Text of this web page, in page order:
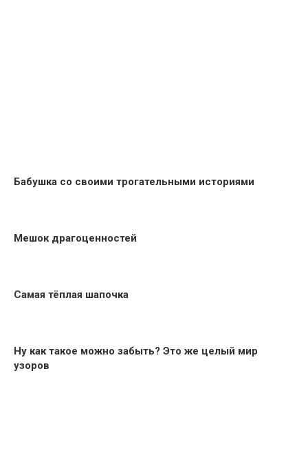
Бабушка со своими трогательными историями
Мешок драгоценностей
Самая тёплая шапочка
Ну как такое можно забыть? Это же целый мир
узоров